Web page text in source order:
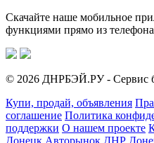
Скачайте наше мобильное
функциями прямо из телефона
© 2026 ДНРБЭЙ.РУ - Сервис
Купи, продай, объявления
соглашение Политика
поддержки О нашем проекте
Донецк Авторынок ДНР